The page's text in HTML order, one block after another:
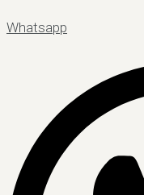
Whatsapp